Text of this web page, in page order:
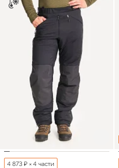
4 873 ₽ × 4 части